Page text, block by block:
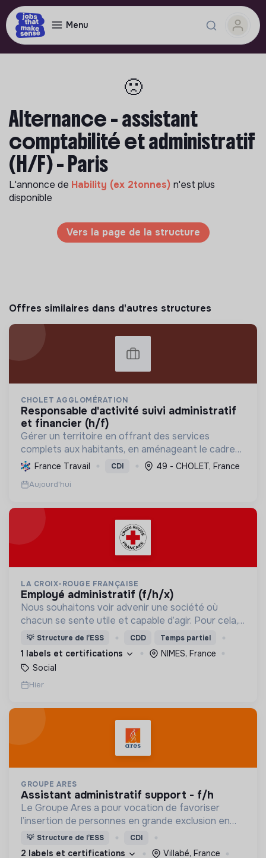
Menu
🙁
Alternance - assistant
comptabilité et administratif
(H/F) - Paris
L'annonce de Hability (ex 2tonnes) n'est plus
disponible
Vers la page de la structure
Offres similaires dans d'autres structures
CHOLET AGGLOMÉRATION
responsable d'activité suivi administratif
et financier (h/f)
Gérer un territoire en offrant des services
complets aux habitants, en aménageant le cadre
de vie et en promouvant une transition écologique
et sociale durable, via des politiques ambitieuses.
France Travail CDI 49 - CHOLET, France
Aujourd'hui
LA CROIX-ROUGE FRANÇAISE
employé administratif (f/h/x)
Nous souhaitons voir advenir une société où
chacun se sente utile et capable d’agir. Pour cela,
nous proposons des moyens et des lieux
d’engagement innovants et adaptés à tous.
💡 Structure de l’ESS CDD Temps partiel
1 labels et certifications
NIMES, France
Social
Hier
GROUPE ARES
assistant administratif support - f/h
Le Groupe Ares a pour vocation de favoriser
l’insertion de personnes en grande exclusion en
leur offrant un travail et un accompagnement
social adaptés.
💡 Structure de l’ESS CDI
2 labels et certifications
Villabé, France